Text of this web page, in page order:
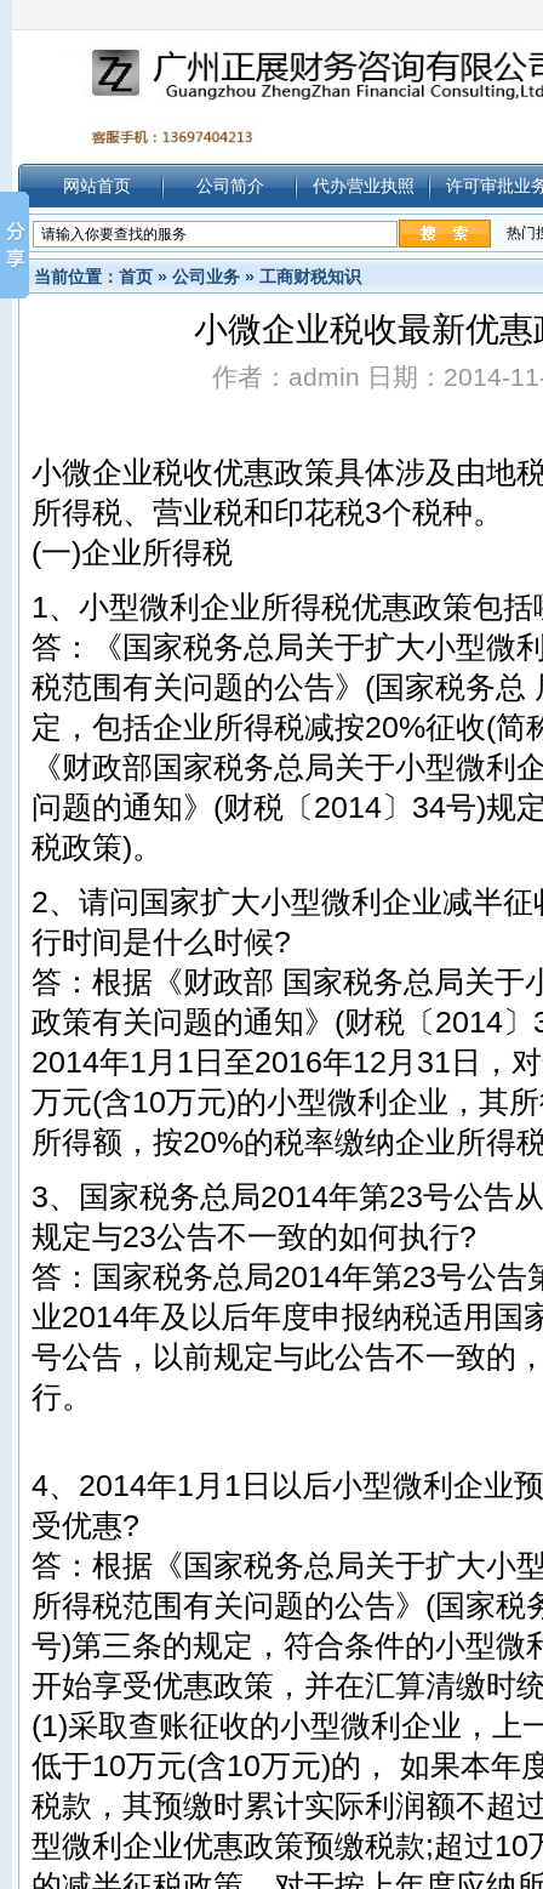
网站首页 公司简介 代办营业执照 许可审批业
热门
当前位置： 首页 » 公司业务 » 工商财税知识
小微企业税收最新优
作者：admin 日期：2014-
小微企业税收优惠政策具体涉及由地
所得税、营业税和印花税3个税种。
(一)企业所得税
1、小型微利企业所得税优惠政策包括
答：《国家税务总局关于扩大小型微
税范围有关问题的公告》(国家税务总
定，包括企业所得税减按20%征收(简
《财政部国家税务总局关于小型微利
问题的通知》(财税〔2014〕34号)规
税政策)。
2、请问国家扩大小型微利企业减半
行时间是什么时候?
答：根据《财政部 国家税务总局关于
政策有关问题的通知》(财税〔2014
2014年1月1日至2016年12月31日，
万元(含10万元)的小型微利企业，其
所得额，按20%的税率缴纳企业所得
3、国家税务总局2014年第23号公告
规定与23公告不一致的如何执行?
答：国家税务总局2014年第23号公告
业2014年及以后年度申报纳税适用国
号公告，以前规定与此公告不一致的
行。
4、2014年1月1日以后小型微利企业
受优惠?
答：根据《国家税务总局关于扩大小
所得税范围有关问题的公告》(国家税
号)第三条的规定，符合条件的小型微
开始享受优惠政策，并在汇算清缴时
(1)采取查账征收的小型微利企业，上
低于10万元(含10万元)的， 如果本年
税款，其预缴时累计实际利润额不超
型微利企业优惠政策预缴税款;超过10